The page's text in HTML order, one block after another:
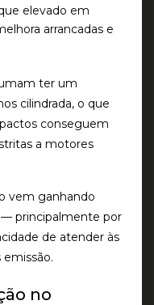
elevado em
arrancadas e
ter um
cilindrada, o que
conseguem
a motores
vem ganhando
principalmente por
de atender às
no